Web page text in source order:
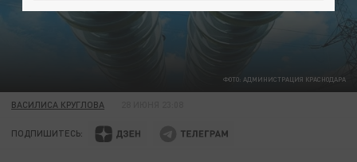
ФОТО: АДМИНИСТРАЦИЯ КРАСНОДАРА
ВАСИЛИСА КРУГЛОВА
ПОДПИШИТЕСЬ: